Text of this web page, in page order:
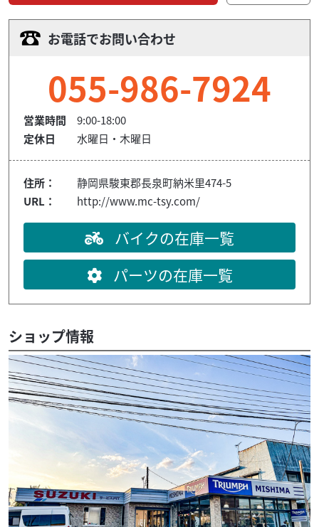
お電話でお問い合わせ
055-986-7924
営業時間
9:00-18:00
定休日
水曜日・木曜日
住所：
静岡県駿東郡長泉町納米里474-5
URL：
http://www.mc-tsy.com/
バイクの在庫一覧
パーツの在庫一覧
ショップ情報